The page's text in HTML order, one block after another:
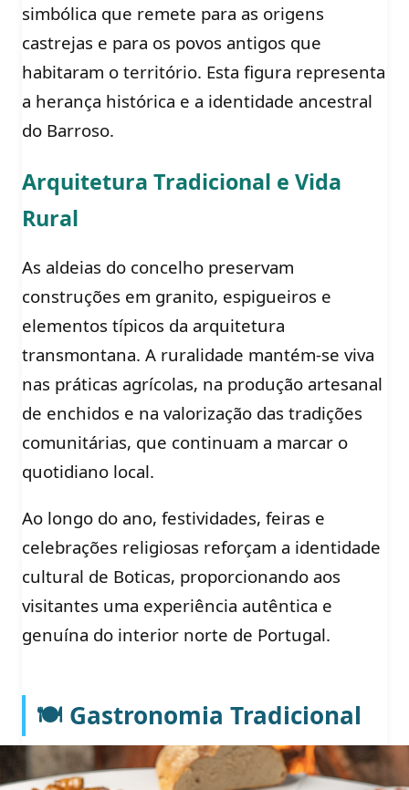
simbólica que remete para as origens
castrejas e para os povos antigos que
habitaram o território. Esta figura representa
a herança histórica e a identidade ancestral
do Barroso.
Arquitetura Tradicional e Vida
Rural
As aldeias do concelho preservam
construções em granito, espigueiros e
elementos típicos da arquitetura
transmontana. A ruralidade mantém-se viva
nas práticas agrícolas, na produção artesanal
de enchidos e na valorização das tradições
comunitárias, que continuam a marcar o
quotidiano local.
Ao longo do ano, festividades, feiras e
celebrações religiosas reforçam a identidade
cultural de Boticas, proporcionando aos
visitantes uma experiência autêntica e
genuína do interior norte de Portugal.
🍽️ Gastronomia Tradicional